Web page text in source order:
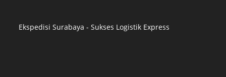
Ekspedisi Surabaya - Sukses Logistik Express